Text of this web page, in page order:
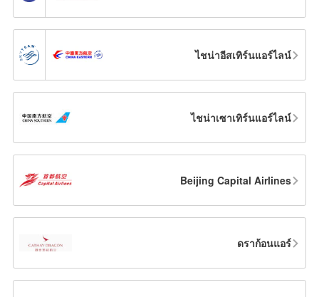
ไชน่าอีสเทิร์นแอร์ไลน์
ไชน่าเซาเทิร์นแอร์ไลน์
Beijing Capital Airlines
ดราก้อนแอร์